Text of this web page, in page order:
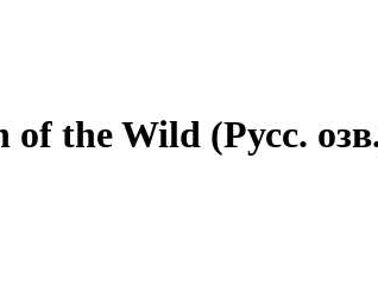
of the Wild (Русс.